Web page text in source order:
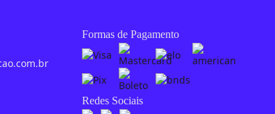
Formas de Pagamento
Redes Sociais